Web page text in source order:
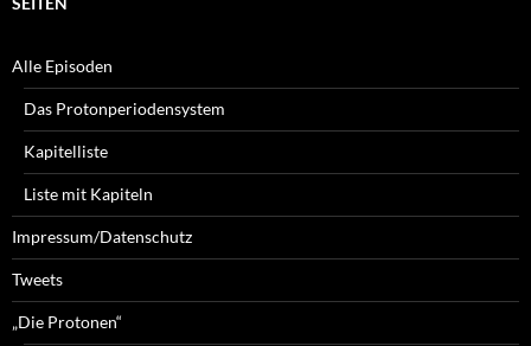
Alle Episoden
Das Protonperiodensystem
Kapitelliste
Liste mit Kapiteln
Impressum/Datenschutz
Tweets
„Die Protonen“